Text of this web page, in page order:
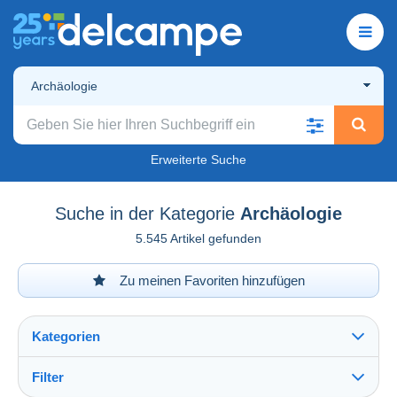
Archäologie
Erweiterte Suche
Suche in der Kategorie Archäologie
5.545 Artikel gefunden
Zu meinen Favoriten hinzufügen
Kategorien
Filter